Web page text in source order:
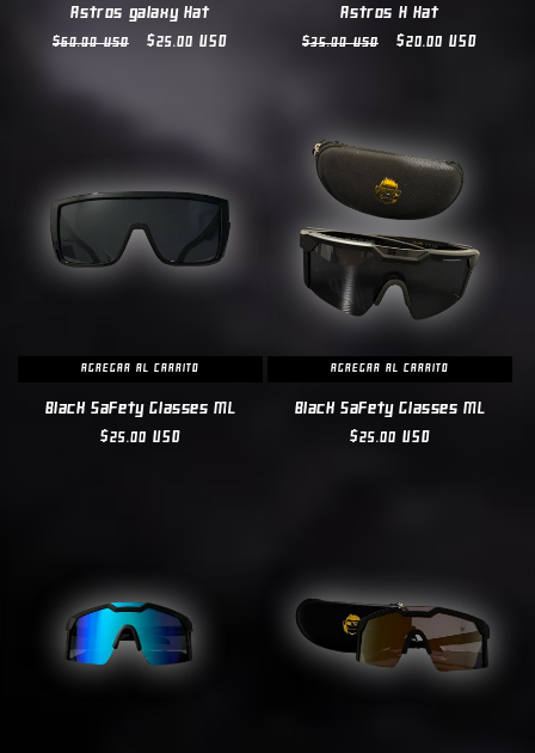
Astros galaxy Hat
Precio
$60.00 USD
Precio
$25.00 USD
Astros H Hat
Precio
$35.00 USD
Precio
$20.00 USD
AGREGAR AL CARRITO
Black Safety Glasses ML
Precio
$25.00 USD
AGREGAR AL CARRITO
Black Safety Glasses ML
Precio
$25.00 USD